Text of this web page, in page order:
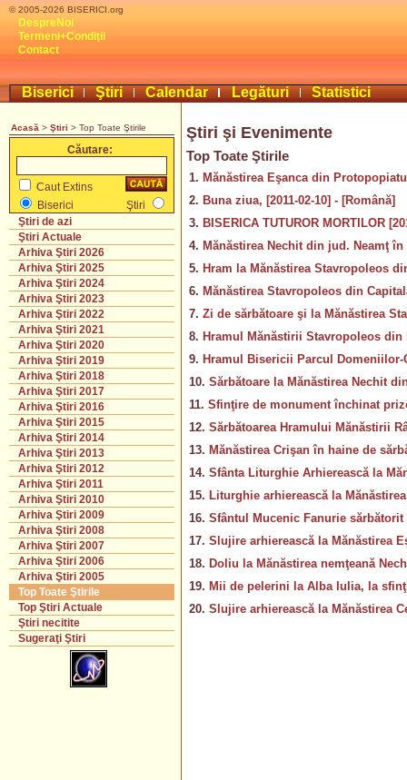
© 2005-2026 BISERICI.org
DespreNoi
Termeni+Condiţii
Contact
Biserici Ştiri Calendar Legături Statistici
Acasă > Ştiri > Top Toate Ştirile
Căutare:
Caut Extins
Biserici
Ştiri
Ştiri de azi
Ştiri Actuale
Arhiva Ştiri 2026
Arhiva Ştiri 2025
Arhiva Ştiri 2024
Arhiva Ştiri 2023
Arhiva Ştiri 2022
Arhiva Ştiri 2021
Arhiva Ştiri 2020
Arhiva Ştiri 2019
Arhiva Ştiri 2018
Arhiva Ştiri 2017
Arhiva Ştiri 2016
Arhiva Ştiri 2015
Arhiva Ştiri 2014
Arhiva Ştiri 2013
Arhiva Ştiri 2012
Arhiva Ştiri 2011
Arhiva Ştiri 2010
Arhiva Ştiri 2009
Arhiva Ştiri 2008
Arhiva Ştiri 2007
Arhiva Ştiri 2006
Arhiva Ştiri 2005
Top Toate Ştirile
Top Ştiri Actuale
Ştiri necitite
Sugeraţi Ştiri
Ştiri şi Evenimente
Top Toate Ştirile
1. Mănăstirea Eşanca din
2. Buna ziua, [2011-02-10] - [Română]
3. BISERICA TUTUROR MORTILOR
4. Mănăstirea Nechit din jud. Neamţ în
5. Hram la Mănăstirea Stavropoleos
6. Mănăstirea Stavropoleos din
7. Zi de sărbătoare şi la Mănăstirea
8. Hramul Mănăstirii Stavropoleos din
9. Hramul Bisericii Parcul Domeniilor-
10. Sărbătoare la Mănăstirea Nechit
11. Sfinţire de monument închinat
12. Sărbătoarea Hramului Mănăstirii
13. Mănăstirea Crişan în haine de
14. Sfânta Liturghie Arhierească la
15. Liturghie arhierească la
16. Sfântul Mucenic Fanurie sărbătorit
17. Slujire arhierească la Mănăstirea
18. Doliu la Mănăstirea nemţeană
19. Mii de pelerini la Alba Iulia, la
20. Slujire arhierească la Mănăstirea